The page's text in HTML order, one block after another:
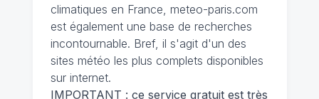
climatiques en France, meteo-paris.com
est également une base de recherches
incontournable. Bref, il s'agit d'un des
sites météo les plus complets disponibles
sur internet.
IMPORTANT : ce service gratuit est très